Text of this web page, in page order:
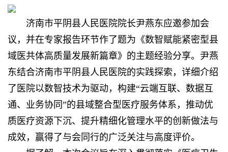
济南市平阴县人民医院院长尹燕东应邀参加会
议，并在专家报告环节作了题为《数智赋能紧密型县
域医共体高质量发展新篇章》的主题经验分享。尹燕
东结合济南市平阴县人民医院的实践探索，详细介绍
了医院以数智技术为驱动，构建“云端互联、数据互
通、业务协同”的县域整合型医疗服务体系，推动优
质医疗资源下沉、提升精细化管理水平的创新做法与
成效，赢得了与会同行的广泛关注与高度评价。